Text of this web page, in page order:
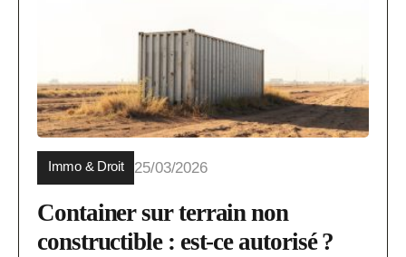
Immo & Droit 25/03/2026
Container sur terrain non
constructible : est-ce autorisé ?